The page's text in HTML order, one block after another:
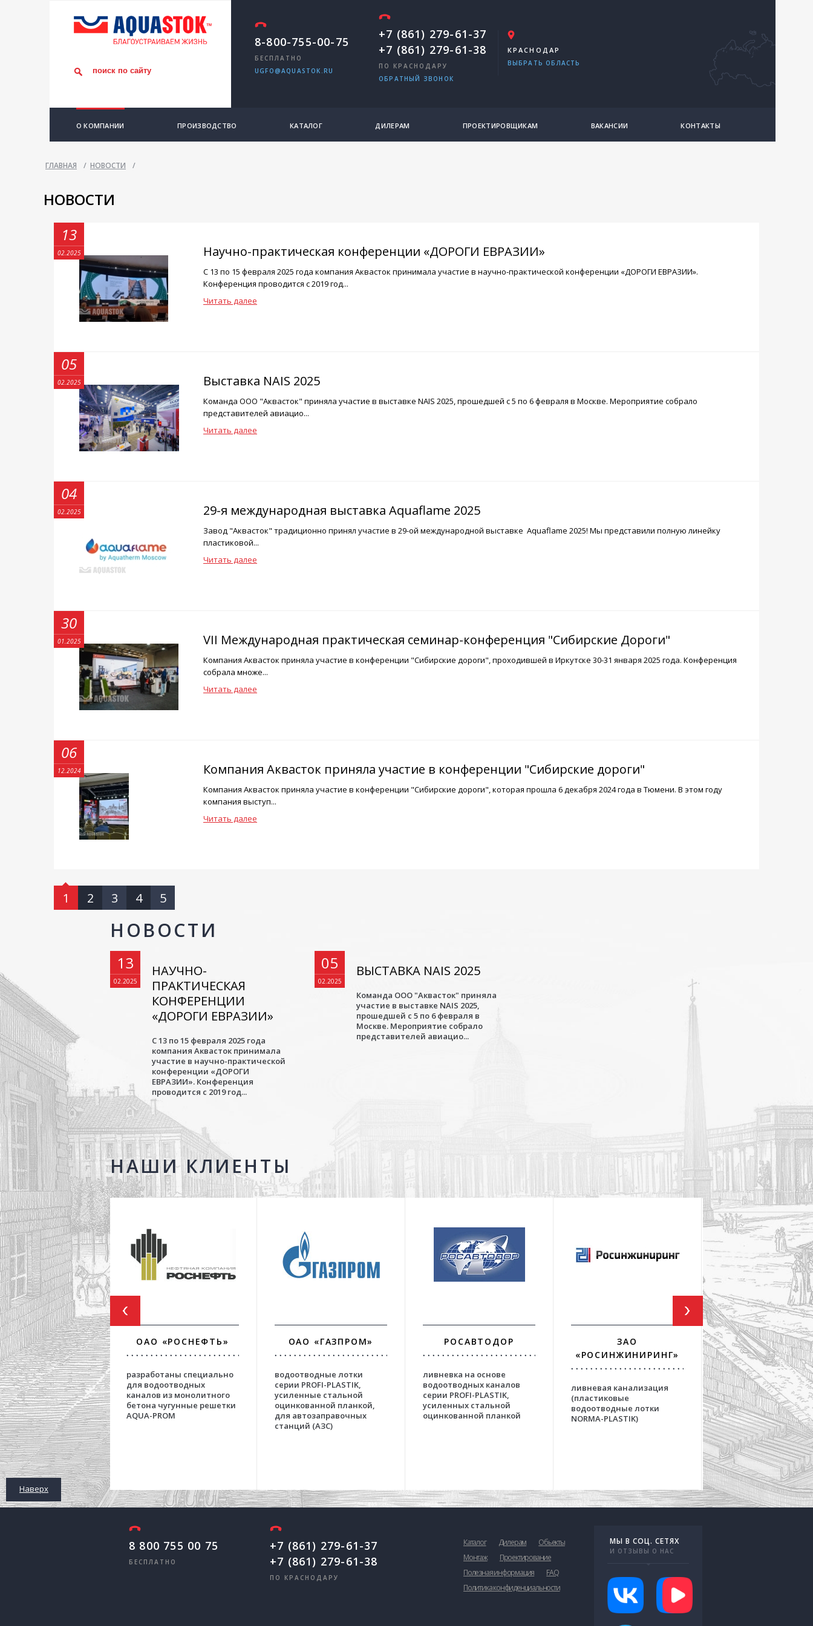
8-800-755-00-75
БЕСПЛАТНО
UGFO@AQUASTOK.RU
+7 (861) 279-61-37
+7 (861) 279-61-38
ПО КРАСНОДАРУ
ОБРАТНЫЙ ЗВОНОК
КРАСНОДАР
ВЫБРАТЬ ОБЛАСТЬ
О КОМПАНИИ ПРОИЗВОДСТВО КАТАЛОГ ДИЛЕРАМ ПРОЕКТИРОВЩИКАМ ВАКАНСИИ КОНТАКТЫ
ГЛАВНАЯ / НОВОСТИ /
НОВОСТИ
Научно-практическая конференции «ДОРОГИ ЕВРАЗИИ»
С 13 по 15 февраля 2025 года компания Аквасток принимала участие в научно-практической конференции «ДОРОГИ ЕВРАЗИИ».
Конференция проводится с 2019 год...
Читать далее
13
02.2025
Выставка NAIS 2025
Команда ООО "Аквасток" приняла участие в выставке NAIS 2025, прошедшей с 5 по 6 февраля в Москве. Мероприятие собрало
представителей авиацио...
Читать далее
05
02.2025
29-я международная выставка Aquaflame 2025
Завод "Аквасток" традиционно принял участие в 29-ой международной выставке Aquaflame 2025! Мы представили полную линейку
пластиковой...
Читать далее
04
02.2025
VII Международная практическая семинар-конференция "Сибирские Дороги"
Компания Аквасток приняла участие в конференции "Сибирские дороги", проходившей в Иркутске 30-31 января 2025 года. Конференция
собрала множе...
Читать далее
30
01.2025
Компания Аквасток приняла участие в конференции "Сибирские дороги"
Компания Аквасток приняла участие в конференции "Сибирские дороги", которая прошла 6 декабря 2024 года в Тюмени. В этом году
компания выступ...
Читать далее
06
12.2024
1 2 3 4 5
НОВОСТИ
13
02.2025
НАУЧНО-
ПРАКТИЧЕСКАЯ
КОНФЕРЕНЦИИ
«ДОРОГИ ЕВРАЗИИ»
С 13 по 15 февраля 2025 года
компания Аквасток принимала
участие в научно-практической
конференции «ДОРОГИ
ЕВРАЗИИ». Конференция
проводится с 2019 год...
05
02.2025
ВЫСТАВКА NAIS 2025
Команда ООО "Аквасток" приняла
участие в выставке NAIS 2025,
прошедшей с 5 по 6 февраля в
Москве. Мероприятие собрало
представителей авиацио...
НАШИ КЛИЕНТЫ
ОАО «РОСНЕФТЬ»
разработаны специально
для водоотводных
каналов из монолитного
бетона чугунные решетки
AQUA-PROM
ОАО «ГАЗПРОМ»
водоотводные лотки
серии PROFI-PLASTIK,
усиленные стальной
оцинкованной планкой,
для автозаправочных
станций (АЗС)
РОСАВТОДОР
ливневка на основе
водоотводных каналов
серии PROFI-PLASTIK,
усиленных стальной
оцинкованной планкой
ЗАО
«РОСИНЖИНИРИНГ»
ливневая канализация
(пластиковые
водоотводные лотки
NORMA-PLASTIK)
ФГУП ГПИ И НИИ
решения для взлетно-
посадочных полос
аэродромов на основе
бетонных
лотков серии OPTIMA
Наверх
8 800 755 00 75
БЕСПЛАТНО
+7 (861) 279-61-37
+7 (861) 279-61-38
ПО КРАСНОДАРУ
Каталог Дилерам
Обьекты
Монтаж
Проектирование
Полезная информация
FAQ
Политика конфиденциальности
МЫ В СОЦ. СЕТЯХ
И ОТЗЫВЫ О НАС